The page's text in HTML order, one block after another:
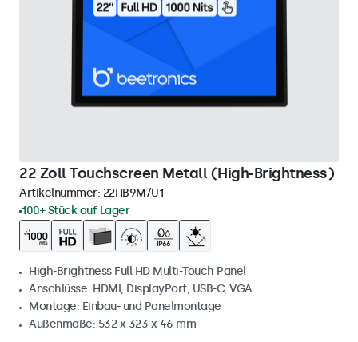
22 Zoll Touchscreen Metall (High-Brightness)
Artikelnummer: 22HB9M/U1
100+ Stück auf Lager
High-Brightness Full HD Multi-Touch Panel
Anschlüsse: HDMI, DisplayPort, USB-C, VGA
Montage: Einbau- und Panelmontage
Außenmaße: 532 x 323 x 46 mm